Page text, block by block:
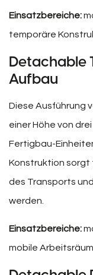
Einsatzbereiche:
temporäre
Detachable
Aufbau
Diese Ausführung
einer Höhe von
Fertigbau-
Konstruktion sorgt
des Transports
werden.
Einsatzbereiche:
mobile